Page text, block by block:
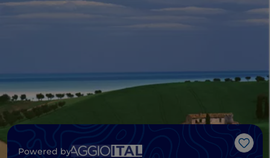
Like
Powered by